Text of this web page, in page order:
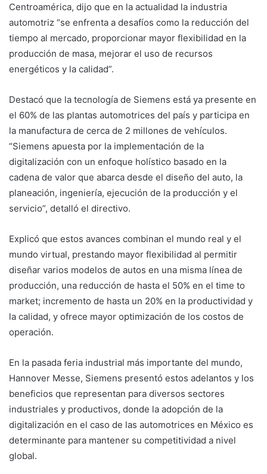
Centroamérica, dijo que en la actualidad la industria
automotriz “se enfrenta a desafíos como la reducción del
tiempo al mercado, proporcionar mayor flexibilidad en la
producción de masa, mejorar el uso de recursos
energéticos y la calidad”.
Destacó que la tecnología de Siemens está ya presente en
el 60% de las plantas automotrices del país y participa en
la manufactura de cerca de 2 millones de vehículos.
“Siemens apuesta por la implementación de la
digitalización con un enfoque holístico basado en la
cadena de valor que abarca desde el diseño del auto, la
planeación, ingeniería, ejecución de la producción y el
servicio”, detalló el directivo.
Explicó que estos avances combinan el mundo real y el
mundo virtual, prestando mayor flexibilidad al permitir
diseñar varios modelos de autos en una misma línea de
producción, una reducción de hasta el 50% en el time to
market; incremento de hasta un 20% en la productividad y
la calidad, y ofrece mayor optimización de los costos de
operación.
En la pasada feria industrial más importante del mundo,
Hannover Messe, Siemens presentó estos adelantos y los
beneficios que representan para diversos sectores
industriales y productivos, donde la adopción de la
digitalización en el caso de las automotrices en México es
determinante para mantener su competitividad a nivel
global.